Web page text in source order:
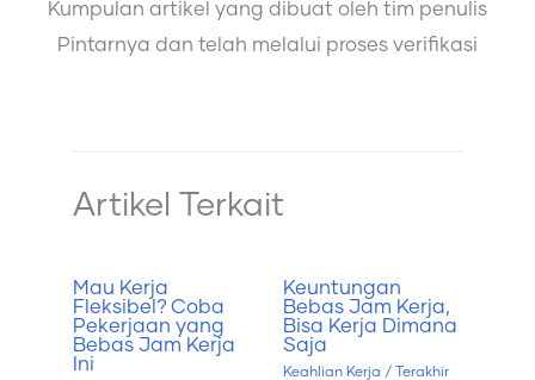
Kumpulan artikel yang dibuat oleh tim penulis
Pintarnya dan telah melalui proses verifikasi
Artikel Terkait
Mau Kerja
Fleksibel? Coba
Pekerjaan yang
Bebas Jam Kerja
Ini
Keuntungan
Bebas Jam Kerja,
Bisa Kerja Dimana
Saja
Keahlian Kerja / Terakhir